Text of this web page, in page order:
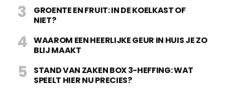
GROENTE EN FRUIT: IN DE KOELKAST OF
NIET?
WAAROM EEN HEERLIJKE GEUR IN HUIS JE ZO
BLIJ MAAKT
STAND VAN ZAKEN BOX 3-HEFFING: WAT
SPEELT HIER NU PRECIES?